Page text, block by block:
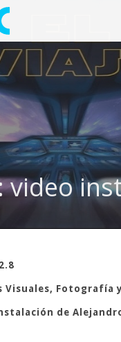
video
Visuales, Fotografía
de